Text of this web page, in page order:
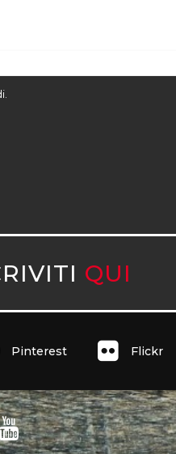
QUI
Pinterest Flickr